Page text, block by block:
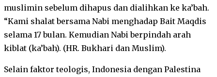
muslimin sebelum dihapus dan dialihkan ke ka’bah.
“Kami shalat bersama Nabi menghadap Bait Maqdis
selama 17 bulan. Kemudian Nabi berpindah arah
kiblat (ka’bah). (HR. Bukhari dan Muslim).
Selain faktor teologis, Indonesia dengan Palestina